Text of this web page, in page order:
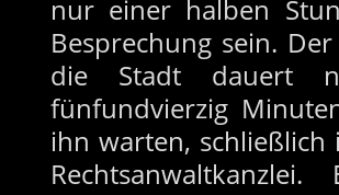
nur einer halben
Besprechung sein.
die Stadt dauert
fünfundvierzig
ihn warten,